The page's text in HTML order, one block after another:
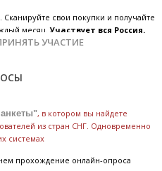
свои покупки и получайте
месяц.Участвует вся Россия.
УЧАСТИЕ
анкеты", в котором вы найдете
из стран СНГ. Одновременно
системах
прохождение онлайн-опроса